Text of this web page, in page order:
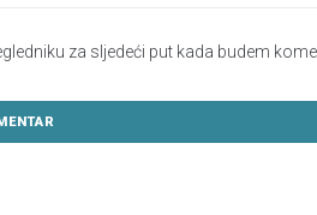
za sljedeći put kada budem